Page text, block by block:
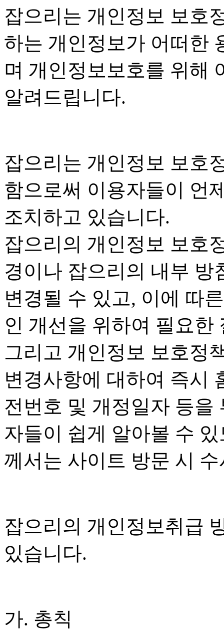
잡으리는 개인정보 보호
하는 개인정보가 어떠한
며 개인정보보호를 위해
알려드립니다.
잡으리는 개인정보 보호
함으로써 이용자들이 언
조치하고 있습니다.
잡으리의 개인정보 보호
경이나 잡으리의 내부 방
변경될 수 있고, 이에 따
인 개선을 위하여 필요한
그리고 개인정보 보호정
변경사항에 대하여 즉시
전번호 및 개정일자 등을
자들이 쉽게 알아볼 수
께서는 사이트 방문 시
잡으리의 개인정보취급
있습니다.
가. 총칙